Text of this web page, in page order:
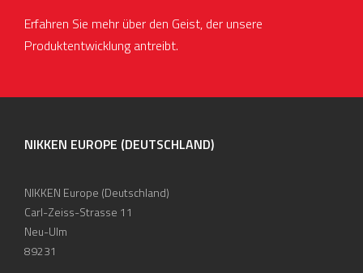
Erfahren Sie mehr über den Geist, der unsere
Produktentwicklung antreibt.
NIKKEN EUROPE (DEUTSCHLAND)
NIKKEN Europe (Deutschland)
Carl-Zeiss-Strasse 11
Neu-Ulm
89231